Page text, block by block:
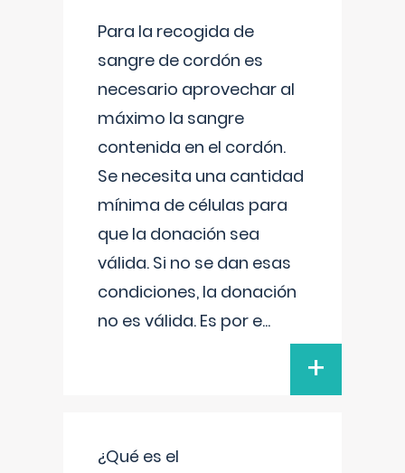
Para la recogida de
sangre de cordón es
necesario aprovechar al
máximo la sangre
contenida en el cordón.
Se necesita una cantidad
mínima de células para
que la donación sea
válida. Si no se dan esas
condiciones, la donación
no es válida. Es por e...
+
¿Qué es el